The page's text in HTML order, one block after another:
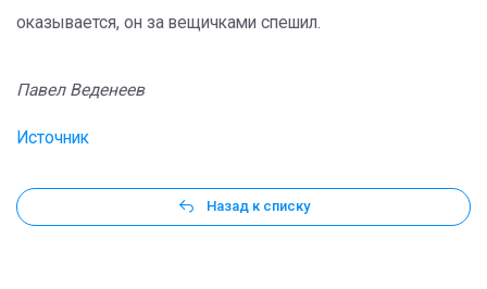
оказывается, он за вещичками спешил.
Павел Веденеев
Источник
Назад к списку